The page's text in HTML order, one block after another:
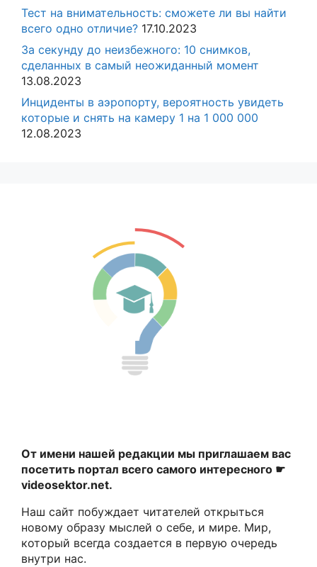
Тест на внимательность: сможете ли вы найти
всего одно отличие? 17.10.2023
За секунду до неизбежного: 10 снимков,
сделанных в самый неожиданный момент
13.08.2023
Инциденты в аэропорту, вероятность увидеть
которые и снять на камеру 1 на 1 000 000
12.08.2023
От имени нашей редакции мы приглашаем вас
посетить портал всего самого интересного ☛
videosektor.net.
Наш сайт побуждает читателей открыться
новому образу мыслей о себе, и мире. Мир,
который всегда создается в первую очередь
внутри нас.